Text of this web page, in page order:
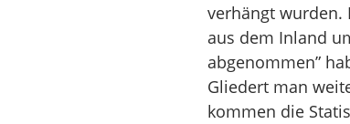
verhängt wurden.
aus dem Inland
abgenommen”
Gliedert man
kommen die